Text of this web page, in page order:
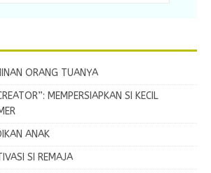
ORANG TUANYA
MEMPERSIAPKAN SI KECIL
ANAK
SI REMAJA